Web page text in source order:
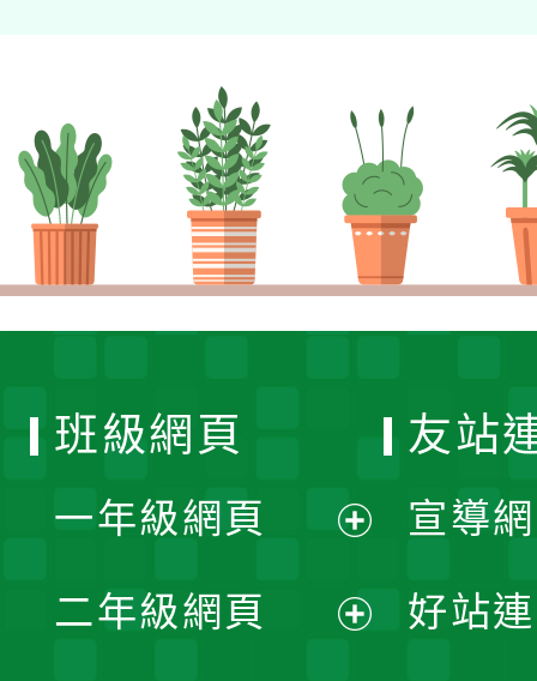
班級網頁
一年級網頁
開
二年級網頁
友站
宣導
好站